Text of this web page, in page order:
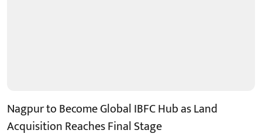
Nagpur to Become Global IBFC Hub as Land
Acquisition Reaches Final Stage